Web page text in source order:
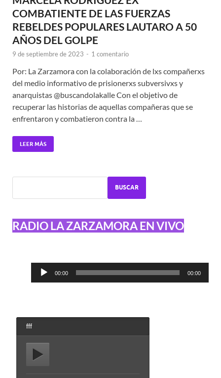
COMBATIENTE DE LAS FUERZAS
REBELDES POPULARES LAUTARO A 50
AÑOS DEL GOLPE
9 de septiembre de 2023 - 1 comentario
Por: La Zarzamora con la colaboración de lxs compañerxs
del medio informativo de prisionerxs subversivxs y
anarquistas @buscandolakalle Con el objetivo de
recuperar las historias de aquellas compañeras que se
enfrentaron y combatieron contra la …
LEER MÁS
BUSCAR
RADIO LA ZARZAMORA EN VIVO
Reproductor
00:00 00:00